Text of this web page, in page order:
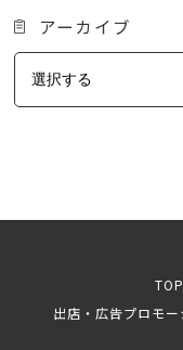
アーカイブ
TOP
出店・広告プロモ